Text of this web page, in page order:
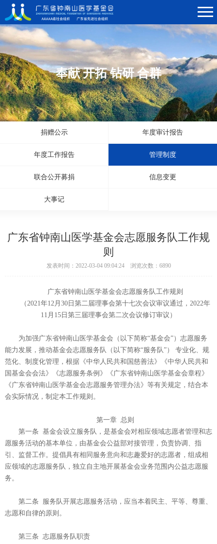
奉献 开拓 钻研 合群
捐赠公示 年度审计报告
年度工作报告 管理制度
联合公开募捐 信息变更
大事记
广东省钟南山医学基金会志愿服务队工作规
则
发表时间：2022-03-04 09:04:24 浏览次数：6890
广东省钟南山医学基金会志愿服务队工作规则
（2021年12月30日第二届理事会第十七次会议审议通过，2022年
11月15日第三届理事会第二次会议修订审议）
为加强广东省钟南山医学基金会（以下简称“基金会”）志愿服务
能力发展，推动基金会志愿服务队（以下简称“服务队”） 专业化、规
范化、制度化管理，根据《中华人民共和国慈善法》《中华人民共和
国基金会会法》《志愿服务条例》《广东省钟南山医学基金会章程》
《广东省钟南山医学基金会志愿服务管理办法》等有关规定，结合本
会实际情况，制定本工作规则。
第一章 总则
第一条 基金会设立服务队，是基金会对相应领域志愿者管理和志
愿服务活动的基本单位，由基金会公益部对接管理，负责协调、指
引、监督工作。提倡具有相同服务意向和志趣爱好的志愿者，组成相
应领域的志愿服务队，独立自主地开展基金会业务范围内公益志愿服
务。
第二条 服务队开展志愿服务活动，应当本着民主、平等、尊重、
志愿和自律的原则。
第三条 志愿服务队职责